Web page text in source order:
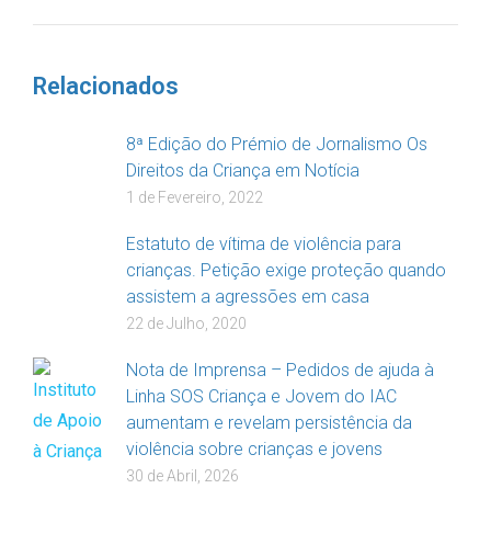
Relacionados
8ª Edição do Prémio de Jornalismo Os
Direitos da Criança em Notícia
1 de Fevereiro, 2022
Estatuto de vítima de violência para
crianças. Petição exige proteção quando
assistem a agressões em casa
22 de Julho, 2020
Nota de Imprensa – Pedidos de ajuda à
Linha SOS Criança e Jovem do IAC
aumentam e revelam persistência da
violência sobre crianças e jovens
30 de Abril, 2026